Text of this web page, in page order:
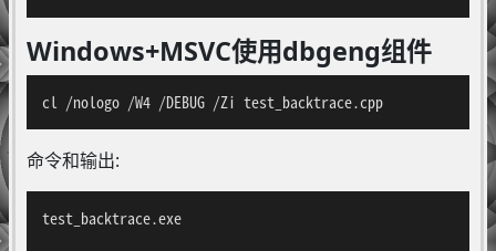
Windows+MSVC使用dbgeng组件
cl /nologo /W4 /DEBUG /Zi test_backtrace.cpp
命令和输出:
test_backtrace.exe